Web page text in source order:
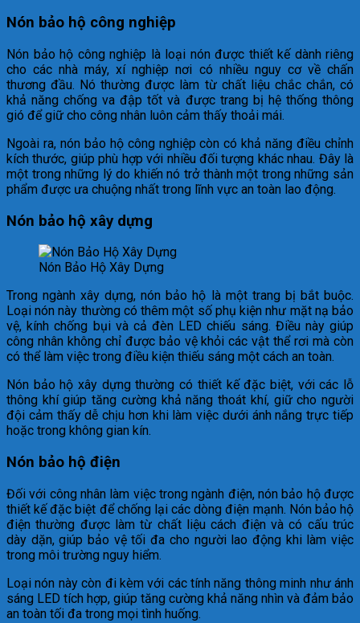
Nón bảo hộ công nghiệp
Nón bảo hộ công nghiệp là loại nón được thiết kế dành riêng
cho các nhà máy, xí nghiệp nơi có nhiều nguy cơ về chấn
thương đầu. Nó thường được làm từ chất liệu chắc chắn, có
khả năng chống va đập tốt và được trang bị hệ thống thông
gió để giữ cho công nhân luôn cảm thấy thoải mái.
Ngoài ra, nón bảo hộ công nghiệp còn có khả năng điều chỉnh
kích thước, giúp phù hợp với nhiều đối tượng khác nhau. Đây là
một trong những lý do khiến nó trở thành một trong những sản
phẩm được ưa chuộng nhất trong lĩnh vực an toàn lao động.
Nón bảo hộ xây dựng
Nón Bảo Hộ Xây Dựng
Trong ngành xây dựng, nón bảo hộ là một trang bị bắt buộc.
Loại nón này thường có thêm một số phụ kiện như mặt nạ bảo
vệ, kính chống bụi và cả đèn LED chiếu sáng. Điều này giúp
công nhân không chỉ được bảo vệ khỏi các vật thể rơi mà còn
có thể làm việc trong điều kiện thiếu sáng một cách an toàn.
Nón bảo hộ xây dựng thường có thiết kế đặc biệt, với các lỗ
thông khí giúp tăng cường khả năng thoát khí, giữ cho người
đội cảm thấy dễ chịu hơn khi làm việc dưới ánh nắng trực tiếp
hoặc trong không gian kín.
Nón bảo hộ điện
Đối với công nhân làm việc trong ngành điện, nón bảo hộ được
thiết kế đặc biệt để chống lại các dòng điện mạnh. Nón bảo hộ
điện thường được làm từ chất liệu cách điện và có cấu trúc
dày dặn, giúp bảo vệ tối đa cho người lao động khi làm việc
trong môi trường nguy hiểm.
Loại nón này còn đi kèm với các tính năng thông minh như ánh
sáng LED tích hợp, giúp tăng cường khả năng nhìn và đảm bảo
an toàn tối đa trong mọi tình huống.